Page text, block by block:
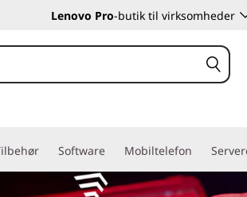
Lenovo Pro-butik til virksomheder
Software Mobiltelefon